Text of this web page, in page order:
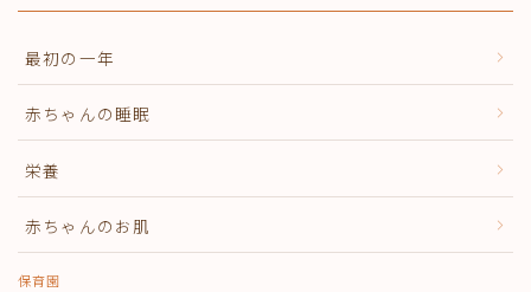
最初の一年
赤ちゃんの睡眠
栄養
赤ちゃんのお肌
保育園